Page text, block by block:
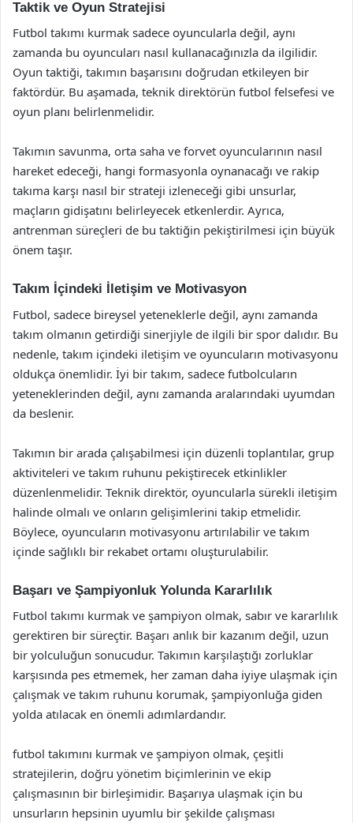
Taktik ve Oyun Stratejisi
Futbol takımı kurmak sadece oyuncularla değil, aynı
zamanda bu oyuncuları nasıl kullanacağınızla da ilgilidir.
Oyun taktiği, takımın başarısını doğrudan etkileyen bir
faktördür. Bu aşamada, teknik direktörün futbol felsefesi ve
oyun planı belirlenmelidir.
Takımın savunma, orta saha ve forvet oyuncularının nasıl
hareket edeceği, hangi formasyonla oynanacağı ve rakip
takıma karşı nasıl bir strateji izleneceği gibi unsurlar,
maçların gidişatını belirleyecek etkenlerdir. Ayrıca,
antrenman süreçleri de bu taktiğin pekiştirilmesi için büyük
önem taşır.
Takım İçindeki İletişim ve Motivasyon
Futbol, sadece bireysel yeteneklerle değil, aynı zamanda
takım olmanın getirdiği sinerjiyle de ilgili bir spor dalıdır. Bu
nedenle, takım içindeki iletişim ve oyuncuların motivasyonu
oldukça önemlidir. İyi bir takım, sadece futbolcuların
yeteneklerinden değil, aynı zamanda aralarındaki uyumdan
da beslenir.
Takımın bir arada çalışabilmesi için düzenli toplantılar, grup
aktiviteleri ve takım ruhunu pekiştirecek etkinlikler
düzenlenmelidir. Teknik direktör, oyuncularla sürekli iletişim
halinde olmalı ve onların gelişimlerini takip etmelidir.
Böylece, oyuncuların motivasyonu artırılabilir ve takım
içinde sağlıklı bir rekabet ortamı oluşturulabilir.
Başarı ve Şampiyonluk Yolunda Kararlılık
Futbol takımı kurmak ve şampiyon olmak, sabır ve kararlılık
gerektiren bir süreçtir. Başarı anlık bir kazanım değil, uzun
bir yolculuğun sonucudur. Takımın karşılaştığı zorluklar
karşısında pes etmemek, her zaman daha iyiye ulaşmak için
çalışmak ve takım ruhunu korumak, şampiyonluğa giden
yolda atılacak en önemli adımlardandır.
futbol takımını kurmak ve şampiyon olmak, çeşitli
stratejilerin, doğru yönetim biçimlerinin ve ekip
çalışmasının bir birleşimidir. Başarıya ulaşmak için bu
unsurların hepsinin uyumlu bir şekilde çalışması